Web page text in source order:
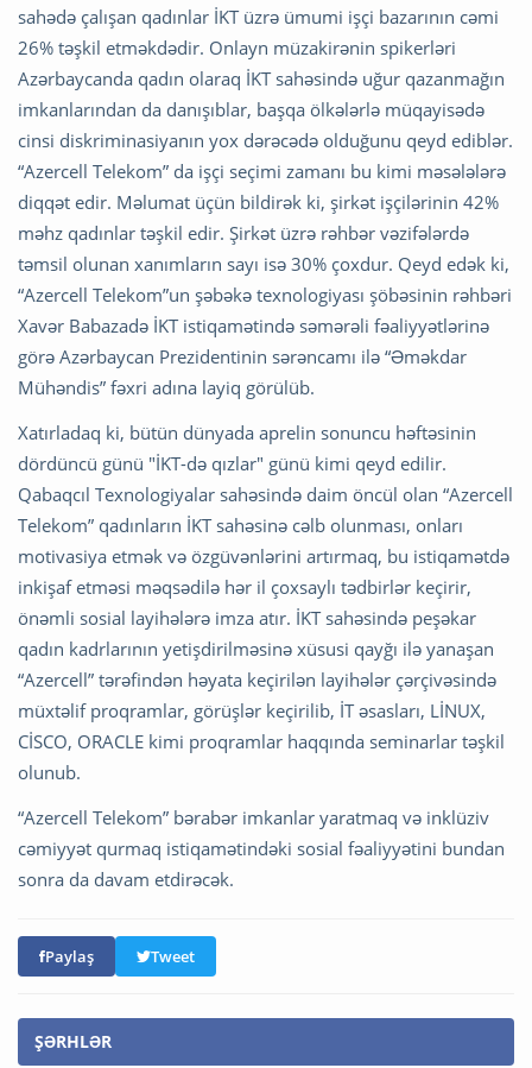
sahədə çalışan qadınlar İKT üzrə ümumi işçi bazarının cəmi
26% təşkil etməkdədir. Onlayn müzakirənin spikerləri
Azərbaycanda qadın olaraq İKT sahəsində uğur qazanmağın
imkanlarından da danışıblar, başqa ölkələrlə müqayisədə
cinsi diskriminasiyanın yox dərəcədə olduğunu qeyd ediblər.
“Azercell Telekom” da işçi seçimi zamanı bu kimi məsələlərə
diqqət edir. Məlumat üçün bildirək ki, şirkət işçilərinin 42%
məhz qadınlar təşkil edir. Şirkət üzrə rəhbər vəzifələrdə
təmsil olunan xanımların sayı isə 30% çoxdur. Qeyd edək ki,
“Azercell Telekom”un şəbəkə texnologiyası şöbəsinin rəhbəri
Xavər Babazadə İKT istiqamətində səmərəli fəaliyyətlərinə
görə Azərbaycan Prezidentinin sərəncamı ilə “Əməkdar
Mühəndis” fəxri adına layiq görülüb.
Xatırladaq ki, bütün dünyada aprelin sonuncu həftəsinin
dördüncü günü "İKT-də qızlar" günü kimi qeyd edilir.
Qabaqcıl Texnologiyalar sahəsində daim öncül olan “Azercell
Telekom” qadınların İKT sahəsinə cəlb olunması, onları
motivasiya etmək və özgüvənlərini artırmaq, bu istiqamətdə
inkişaf etməsi məqsədilə hər il çoxsaylı tədbirlər keçirir,
önəmli sosial layihələrə imza atır. İKT sahəsində peşəkar
qadın kadrlarının yetişdirilməsinə xüsusi qayğı ilə yanaşan
“Azercell” tərəfindən həyata keçirilən layihələr çərçivəsində
müxtəlif proqramlar, görüşlər keçirilib, İT əsasları, LİNUX,
CİSCO, ORACLE kimi proqramlar haqqında seminarlar təşkil
olunub.
“Azercell Telekom” bərabər imkanlar yaratmaq və inklüziv
cəmiyyət qurmaq istiqamətindəki sosial fəaliyyətini bundan
sonra da davam etdirəcək.
Paylaş Tweet
ŞƏRHLƏR